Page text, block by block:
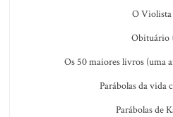
O Violista
Obituário
Os 50 maiores livros (uma
Parábolas da vida
Parábolas de